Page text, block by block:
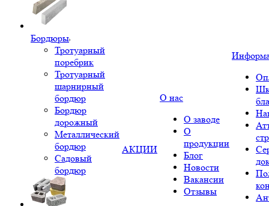
Бордюры
Тротуарный
поребрик
Тротуарный
шарнирный
бордюр
Бордюр
дорожный
Металлический
бордюр
Садовый
бордюр
АКЦИИ
О нас
О заводе
О
продукции
Блог
Новости
Вакансии
Отзывы